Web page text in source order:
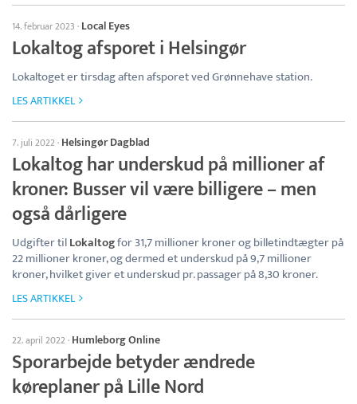
14. februar 2023 · Local Eyes
Lokaltog afsporet i Helsingør
Lokaltoget er tirsdag aften afsporet ved Grønnehave station.
LES ARTIKKEL
7. juli 2022· Helsingør Dagblad
Lokaltog har underskud på millioner af
kroner: Busser vil være billigere – men
også dårligere
Udgifter tilLokaltogfor 31,7 millioner kroner og billetindtægter på
22 millioner kroner, og dermed et underskud på 9,7 millioner
kroner, hvilket giver et underskud pr. passager på 8,30 kroner.
LES ARTIKKEL
22. april 2022· Humleborg Online
Sporarbejde betyder ændrede
køreplaner på Lille Nord